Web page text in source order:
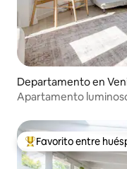
Departamento en
Apartamento
Favorito entre los
Favorito entre